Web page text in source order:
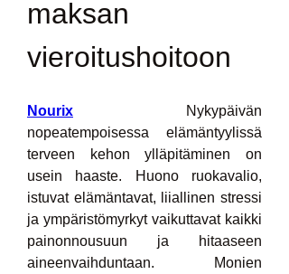
maksan
vieroitushoitoon
Nourix Nykypäivän
nopeatempoisessa elämäntyylissä
terveen kehon ylläpitäminen on
usein haaste. Huono ruokavalio,
istuvat elämäntavat, liiallinen stressi
ja ympäristömyrkyt vaikuttavat kaikki
painonnousuun ja hitaaseen
aineenvaihduntaan. Monien